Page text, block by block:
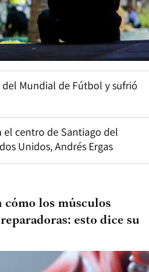
Mundial de Fútbol y sufrió
el centro de Santiago del
Unidos, Andrés Ergas
los músculos
esto dice su